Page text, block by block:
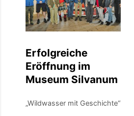
Erfolgreiche
Eröffnung im
Museum Silvanum
„Wildwasser mit Geschichte“